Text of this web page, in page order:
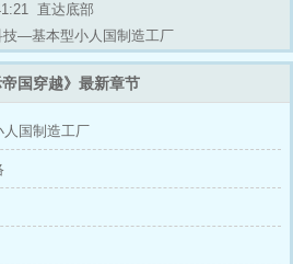
直达底部
—基本型小人国制造工厂
帝国穿越》最新章节
国制造工厂